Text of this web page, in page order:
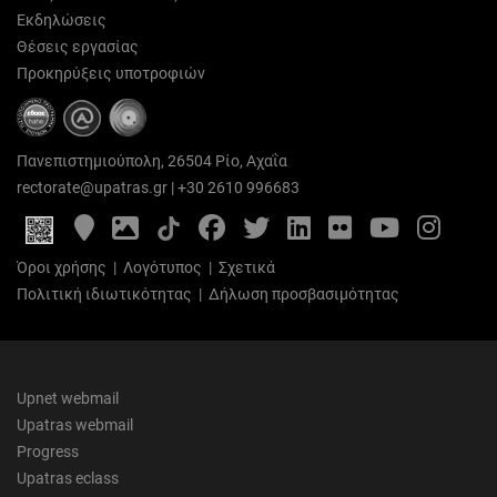
Εκδηλώσεις
Θέσεις εργασίας
Προκηρύξεις υποτροφιών
Πανεπιστημιούπολη, 26504 Ρίο, Αχαΐα
rectorate@upatras.gr |+30 2610 996683
Google
Maps
Photo
Gallery
FacebookTwitterLinkedIn
FlickrYouTube
Όροι χρήσης | Λογότυπος | Σχετικά
Πολιτική ιδιωτικότητας | Δήλωση προσβασιμότητας
Upnet webmail
Upatras webmail
Progress
Upatras eclass